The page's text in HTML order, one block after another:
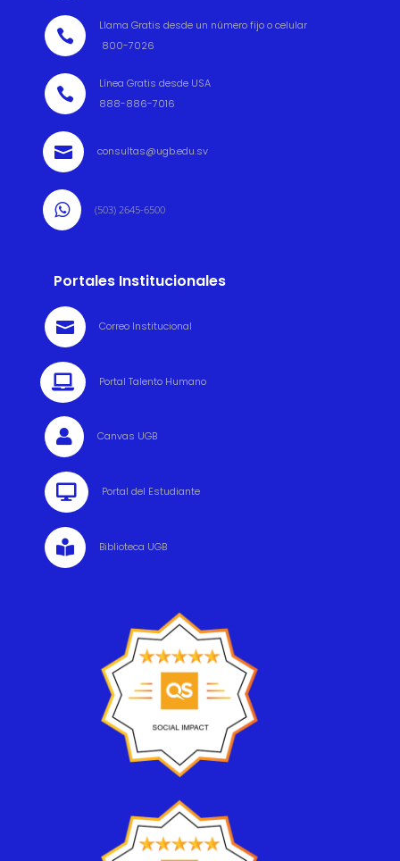

Llama Gratis desde un número fijo o celular
800-7026

Línea Gratis desde USA
888-886-7016
 consultas@ugb.edu.sv
 (503) 2645-6500
Portales Institucionales
 Correo Institucional
 Portal Talento Humano
 Canvas UGB
 Portal del Estudiante
 Biblioteca UGB